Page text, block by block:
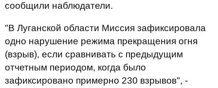
сообщили наблюдатели.
"В Луганской области Миссия зафиксировала
одно нарушение режима прекращения огня
(взрыв), если сравнивать с предыдущим
отчетным периодом, когда было
зафиксировано примерно 230 взрывов", -